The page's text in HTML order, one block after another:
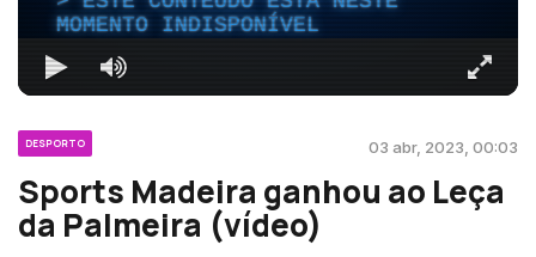
MOMENTO INDISPONÍVEL
DESPORTO 03 abr, 2023, 00:03
Sports Madeira ganhou ao Leça
da Palmeira (vídeo)